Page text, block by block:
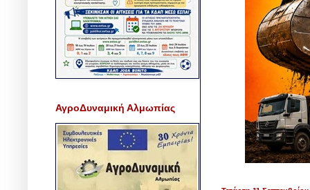
ΑγροΔυναμική Αλμωπίας